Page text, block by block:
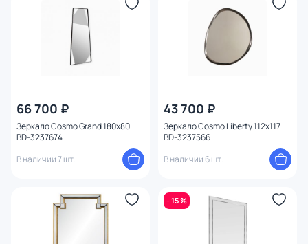
66 700 ₽
Зеркало Cosmo Grand 180x80
BD-3237674
В наличии 7 шт.
43 700 ₽
Зеркало Cosmo Liberty 112x117
BD-3237566
В наличии 6 шт.
- 15 %
Конструкция
Ориентация